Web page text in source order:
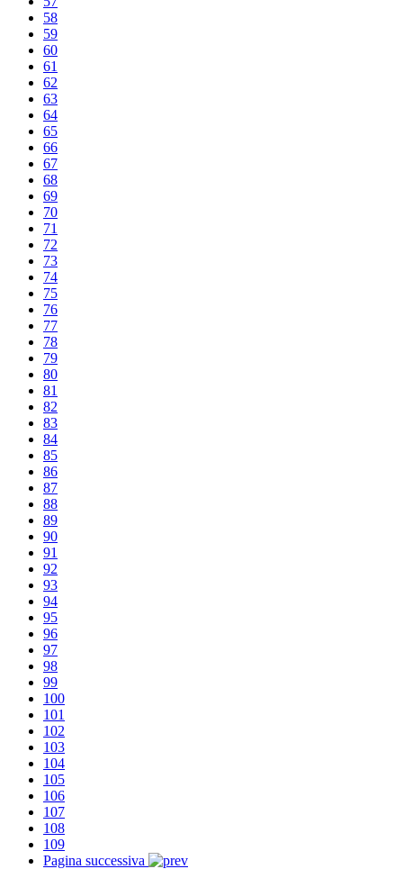
58
59
60
61
62
63
64
65
66
67
68
69
70
71
72
73
74
75
76
77
78
79
80
81
82
83
84
85
86
87
88
89
90
91
92
93
94
95
96
97
98
99
100
101
102
103
104
105
106
107
108
109
Pagina successiva